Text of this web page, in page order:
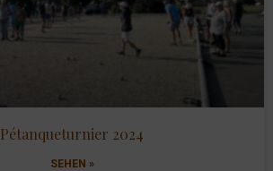
Pétanqueturnier 2024
SEHEN »